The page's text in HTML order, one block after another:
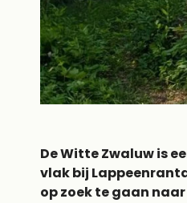
De Witte Zwaluw is
vlak bij
op zoek te gaan